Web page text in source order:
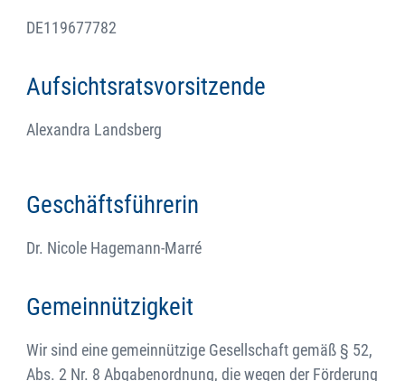
DE119677782
Aufsichtsratsvorsitzende
Alexandra Landsberg
Geschäftsführerin
Dr. Nicole Hagemann-Marré
Gemeinnützigkeit
Wir sind eine gemeinnützige Gesellschaft gemäß § 52,
Abs. 2 Nr. 8 Abgabenordnung, die wegen der Förderung